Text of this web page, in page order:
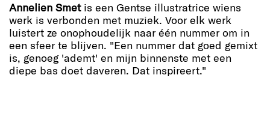
Annelien Smetis een Gentse illustratrice wiens
werk is verbonden met muziek. Voor elk werk
luistert ze onophoudelijk naar één nummer om in
een sfeer te blijven. "Een nummer dat goed gemixt
is, genoeg 'ademt' en mijn binnenste met een
diepe bas doet daveren. Dat inspireert."